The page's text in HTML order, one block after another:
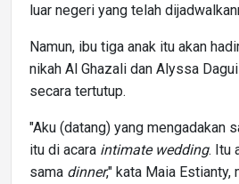
luar negeri yang telah
Namun, ibu tiga anak itu akan
nikah Al Ghazali dan Alyssa
secara tertutup.
"Aku (datang) yang mengadakan
itu di acara intimate wedding. Itu
sama dinner," kata Maia Estianty,